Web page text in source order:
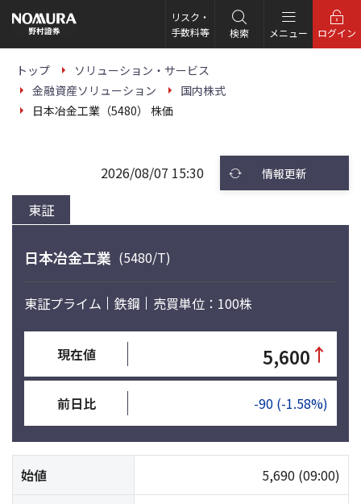
の
ー
リスク・
手数料等
検索 メニュー ログイン
トップ
ソリューション・サービス
金融資産ソリューション
国内株式
日本冶金工業（5480） 株価
東証
2026/08/07 15:30 情報更新
日本冶金工業 (5480/T)
東証プライム 鉄鋼 売買単位：100株
現在値 5,600 ↑
前日比 -90 (-1.58%)
始値 5,690 (09:00)